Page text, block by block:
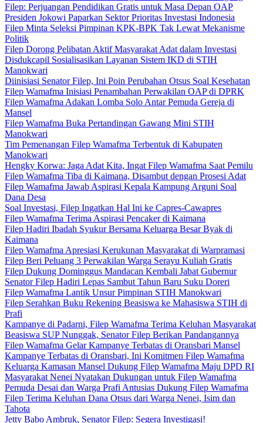
Filep: Perjuangan Pendidikan Gratis untuk Masa Depan OAP
Presiden Jokowi Paparkan Sektor Prioritas Investasi Indonesia
Filep Minta Seleksi Pimpinan KPK-BPK Tak Lewat Mekanisme
Politik
Filep Dorong Pelibatan Aktif Masyarakat Adat dalam Investasi
Disdukcapil Sosialisasikan Layanan Sistem IKD di STIH
Manokwari
Diinisiasi Senator Filep, Ini Poin Perubahan Otsus Soal Kesehatan
Filep Wamafma Inisiasi Penambahan Perwakilan OAP di DPRK
Filep Wamafma Adakan Lomba Solo Antar Pemuda Gereja di
Mansel
Filep Wamafma Buka Pertandingan Gawang Mini STIH
Manokwari
Tim Pemenangan Filep Wamafma Terbentuk di Kabupaten
Manokwari
Hengky Korwa: Jaga Adat Kita, Ingat Filep Wamafma Saat Pemilu
Filep Wamafma Tiba di Kaimana, Disambut dengan Prosesi Adat
Filep Wamafma Jawab Aspirasi Kepala Kampung Arguni Soal
Dana Desa
Soal Investasi, Filep Ingatkan Hal Ini ke Capres-Cawapres
Filep Wamafma Terima Aspirasi Pencaker di Kaimana
Filep Hadiri Ibadah Syukur Bersama Keluarga Besar Byak di
Kaimana
Filep Wamafma Apresiasi Kerukunan Masyarakat di Warpramasi
Filep Beri Peluang 3 Perwakilan Warga Serayu Kuliah Gratis
Filep Dukung Dominggus Mandacan Kembali Jabat Gubernur
Senator Filep Hadiri Lepas Sambut Tahun Baru Suku Doreri
Filep Wamafma Lantik Unsur Pimpinan STIH Manokwari
Filep Serahkan Buku Rekening Beasiswa ke Mahasiswa STIH di
Prafi
Kampanye di Padarni, Filep Wamafma Terima Keluhan Masyarakat
Beasiswa SUP Nunggak, Senator Filep Berikan Pandangannya
Filep Wamafma Gelar Kampanye Terbatas di Oransbari Mansel
Kampanye Terbatas di Oransbari, Ini Komitmen Filep Wamafma
Keluarga Kamasan Mansel Dukung Filep Wamafma Maju DPD RI
Masyarakat Nenei Nyatakan Dukungan untuk Filep Wamafma
Pemuda Desai dan Warga Prafi Antusias Dukung Filep Wamafma
Filep Terima Keluhan Dana Otsus dari Warga Nenei, Isim dan
Tahota
Jetty Babo Ambruk, Senator Filep: Segera Investigasi!